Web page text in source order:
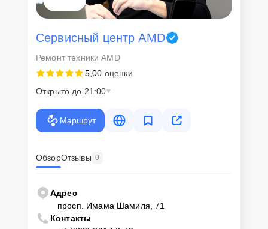
Сервисный центр AMD
Ремонт техники AMD
5,00 оценки
Открыто до 21:00
Маршрут
ОбзорОтзывы 0
Адрес
просп. Имама Шамиля, 71
Контакты